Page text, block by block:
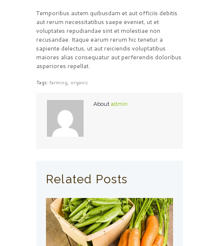
Temporibus autem quibusdam et aut officiis debitis
aut rerum necessitatibus saepe eveniet, ut et
voluptates repudiandae sint et molestiae non
recusandae. Itaque earum rerum hic tenetur a
sapiente delectus, ut aut reiciendis voluptatibus
maiores alias consequatur aut perferendis doloribus
asperiores repellat.
Tags: farming, organic
Aboutadmin
Related Posts